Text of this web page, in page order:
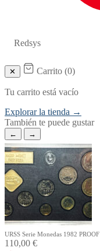
Redsys
✕ Carrito (0)
Tu carrito está vacío
Explorar la tienda →
También te puede gustar
← →
URSS Serie Monedas 1982 PROOF
110,00 €